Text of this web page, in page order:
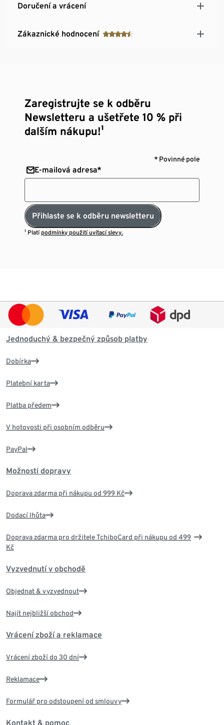
Doručení a vrácení
Zákaznické hodnocení
Zaregistrujte se k odběru
Newsletteru a ušetřete 10 % při
dalším nákupu!¹
* Povinné pole
E-mailová adresa*
Přihlaste se k odběru newsletteru
¹ Platí podmínky použití uvítací slevy.
Jednoduchý & bezpečný způsob platby
Dobírka
Platební karta
Platba předem
V hotovosti při osobním odběru
PayPal
Možnosti dopravy
Doprava zdarma při nákupu od 999 Kč
Dodací lhůta
Doprava zdarma pro držitele TchiboCard při nákupu od 499
Kč
Vyzvednutí v obchodě
Objednat & vyzvednout
Najít nejbližší obchod
Vrácení zboží a reklamace
Vrácení zboží do 30 dní
Reklamace
Formulář pro odstoupení od smlouvy
Kontakt & pomoc